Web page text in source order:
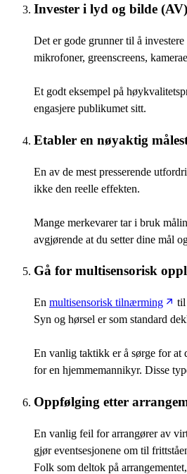
Invester i lyd og bilde (AV)
Det er gode grunner til å
mikrofoner, greenscreens,
Et godt eksempel på
engasjere publikumet sitt.
Etabler en nøyaktig
En av de mest presserende
ikke den reelle effekten.
Mange merkevarer tar i bruk
avgjørende at du setter dine mål
Gå for multisensorisk
En multisensorisk tilnærming
til
Syn og hørsel er som standard
En vanlig taktikk er å sørge for at
for en hjemmemannikyr. Disse
Oppfølging etter
En vanlig feil for arrangører av
gjør eventsesjonene om til
Folk som deltok på